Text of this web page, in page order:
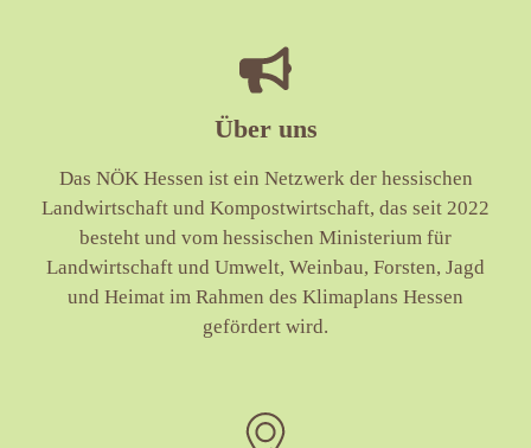
Über uns
Das NÖK Hessen ist ein Netzwerk der hessischen
Landwirtschaft und Kompostwirtschaft, das seit 2022
besteht und vom hessischen Ministerium für
Landwirtschaft und Umwelt, Weinbau, Forsten, Jagd
und Heimat im Rahmen des Klimaplans Hessen
gefördert wird.